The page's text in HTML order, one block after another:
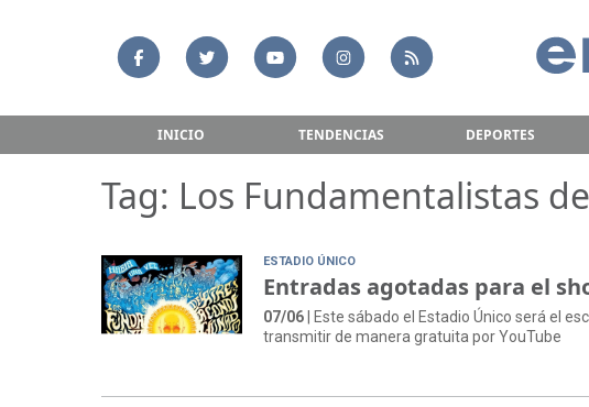
INICIO TENDENCIAS DEPORTES
Tag: Los Fundamentalistas
ESTADIO ÚNICO
Entradas agotadas para el
07/06 | Este sábado el Estadio Único será el
transmitir de manera gratuita por YouTube